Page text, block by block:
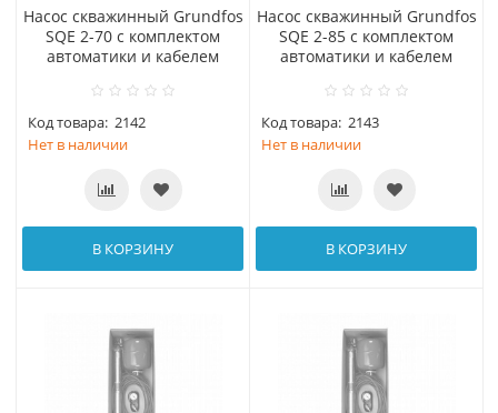
Насос скважинный Grundfos
SQE 2-70 с комплектом
автоматики и кабелем
Код товара: 2142
Нет в наличии
В КОРЗИНУ
Насос скважинный Grundfos
SQE 2-85 с комплектом
автоматики и кабелем
Код товара: 2143
Нет в наличии
В КОРЗИНУ